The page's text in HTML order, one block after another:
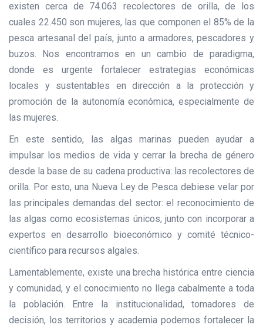
existen cerca de 74.063 recolectores de orilla, de los
cuales 22.450 son mujeres, las que componen el 85% de la
pesca artesanal del país, junto a armadores, pescadores y
buzos. Nos encontramos en un cambio de paradigma,
donde es urgente fortalecer estrategias económicas
locales y sustentables en dirección a la protección y
promoción de la autonomía económica, especialmente de
las mujeres.
En este sentido, las algas marinas pueden ayudar a
impulsar los medios de vida y cerrar la brecha de género
desde la base de su cadena productiva: las recolectores de
orilla. Por esto, una Nueva Ley de Pesca debiese velar por
las principales demandas del sector: el reconocimiento de
las algas como ecosistemas únicos, junto con incorporar a
expertos en desarrollo bioeconómico y comité técnico-
científico para recursos algales.
Lamentablemente, existe una brecha histórica entre ciencia
y comunidad, y el conocimiento no llega cabalmente a toda
la población. Entre la institucionalidad, tomadores de
decisión, los territorios y academia podemos fortalecer la